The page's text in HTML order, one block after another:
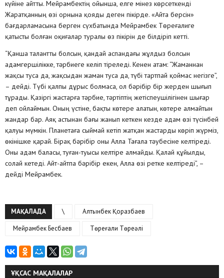
күйіне айтты. Мейрамбектің ойынша, елге мінез көрсеткенді
Жаратқанның өзі орнына қояды деген пікірде. «Айта берсін»
бағдарламасына берген сүхбатында Мейрамбек Төреғалиге
қатысты болған оқиғалар туралы өз пікірін де білдіріп кетті.
“Қанша талантты болсын, қандай аспандағы жұлдыз болсын
адамгершілікке, тәрбиеге келіп тіреледі. Кенен атам: “Жаманнан
жақсы туса да, жақсыдан жаман туса да, түбі тартпай қоймас негізге”,
– дейді. Түбі қалпы дұрыс болмаса, ол бәрібір бір жерден шығып
тұрады. Қазіргі жастарға тәрбие, тәртіптің жетіспеушілігінен шығар
деп ойлаймын. Оның үстіне, бақты көтере алатын, көтере алмайтын
жандар бар. Аяқ астынан бағы жанып кеткен кезде адам өзі түсінбей
қалуы мүмкін. Планетаға сыймай кетіп жатқан жастарды көріп жүрміз,
өкінішке қарай. Бірақ бәрібір оны Алла Тағала тәубесіне келтіреді.
Оны адам баласы, туған-туысы келтіре алмайды. Қалай құйылды,
солай кетеді. Айт-айтпа бәрібір екен, Алла өзі ретке келтіреді”, –
дейді Мейрамбек.
МАҚАЛАДА \
Алтынбек Қоразбаев
Мейрамбек Бесбаев
Төреғали Төреәлі
ҰҚСАС МАҚАЛАЛАР